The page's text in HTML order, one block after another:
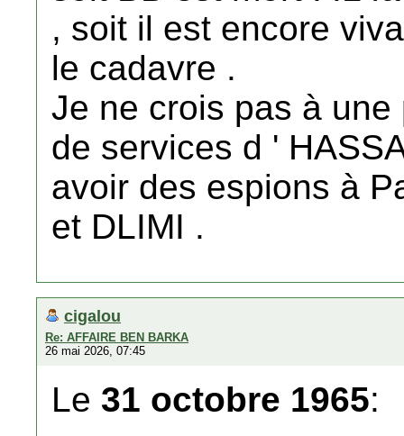
, soit il est encore
le cadavre .
Je ne crois pas à
de services d '
avoir des espions à
et DLIMI .
cigalou
Re: AFFAIRE BEN BARKA
26 mai 2026, 07:45
Le 31 octobre 1965: